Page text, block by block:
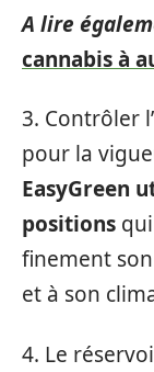
A lire
cannabis à
3. Contrôler
pour la
EasyGreen
positions
finement
et à son
4. Le